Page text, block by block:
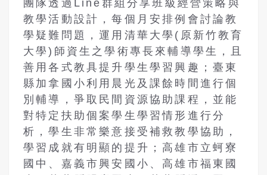
團隊透過 Line 群組分享班級經營策略與
教學活動設計，每個月安排例會討論教
學疑難問題，運用清華大學 ( 原新竹教育
大學) 師資生之學術專長來輔導學生，且
善用各式教具提升學生學習興趣；臺東
縣加拿國小利用晨光及課餘時間進行個
別輔導，爭取民間資源協助課程，並能
對特定扶助個案學生學習情形進行分
析，學生非常樂意接受補救教學協助，
學習成就有明顯的提升；高雄市立蚵寮
國中、嘉義市興安國小、高雄市福東國